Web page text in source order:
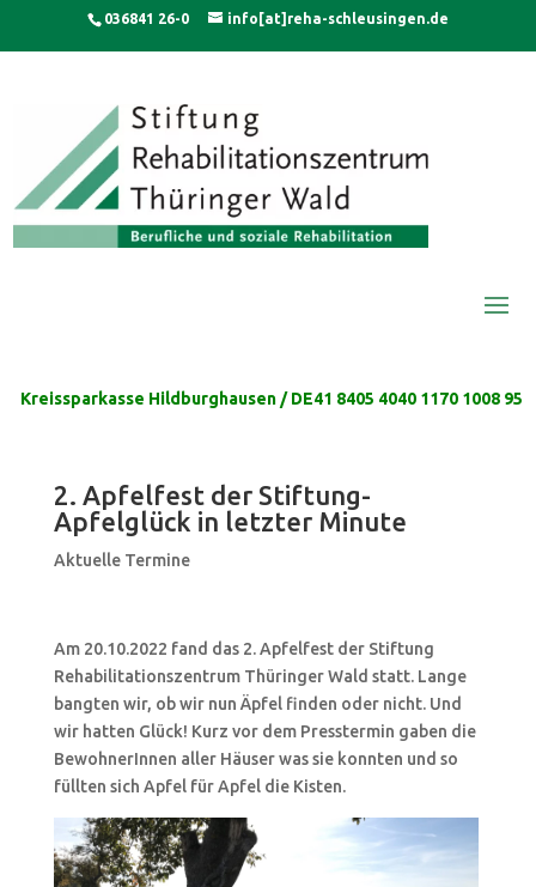
content
036841 26-0 info[at]reha-schleusingen.de
Kreissparkasse Hildburghausen / DE41 8405 4040 1170 1008 95
2. Apfelfest der Stiftung-
Apfelglück in letzter Minute
Aktuelle Termine
Am 20.10.2022 fand das 2. Apfelfest der Stiftung
Rehabilitationszentrum Thüringer Wald statt. Lange
bangten wir, ob wir nun Äpfel finden oder nicht. Und
wir hatten Glück! Kurz vor dem Presstermin gaben die
BewohnerInnen aller Häuser was sie konnten und so
füllten sich Apfel für Apfel die Kisten.
modal-check